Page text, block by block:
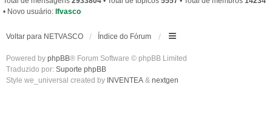
• Novo usuário: lfvasco
Voltar para NETVASCO Índice do Fórum
Powered by phpBB® Forum Software © phpBB Limited
Traduzido por: Suporte phpBB
Style we_universal created by INVENTEA & nextgen